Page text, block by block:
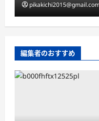
編集者のおすすめ